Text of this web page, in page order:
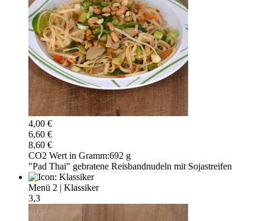
4,00 €
6,60 €
8,60 €
CO2 Wert in Gramm:692 g
"Pad Thai" gebratene Reisbandnudeln mit Sojastreifen
Menü 2 | Klassiker
3,3